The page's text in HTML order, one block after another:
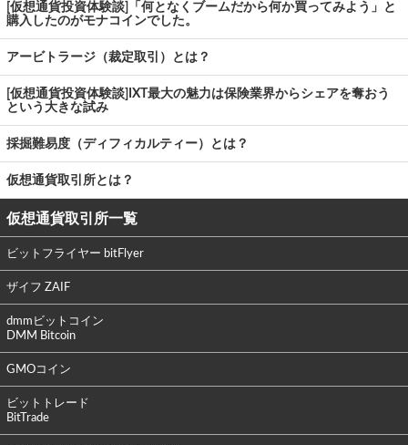
[仮想通貨投資体験談]「何となくブームだから何か買ってみよう」と
購入したのがモナコインでした。
アービトラージ（裁定取引）とは？
[仮想通貨投資体験談]IXT最大の魅力は保険業界からシェアを奪おう
という大きな試み
採掘難易度（ディフィカルティー）とは？
仮想通貨取引所とは？
仮想通貨取引所一覧
ビットフライヤー bitFlyer
ザイフ ZAIF
dmmビットコイン
DMM Bitcoin
GMOコイン
ビットトレード
BitTrade